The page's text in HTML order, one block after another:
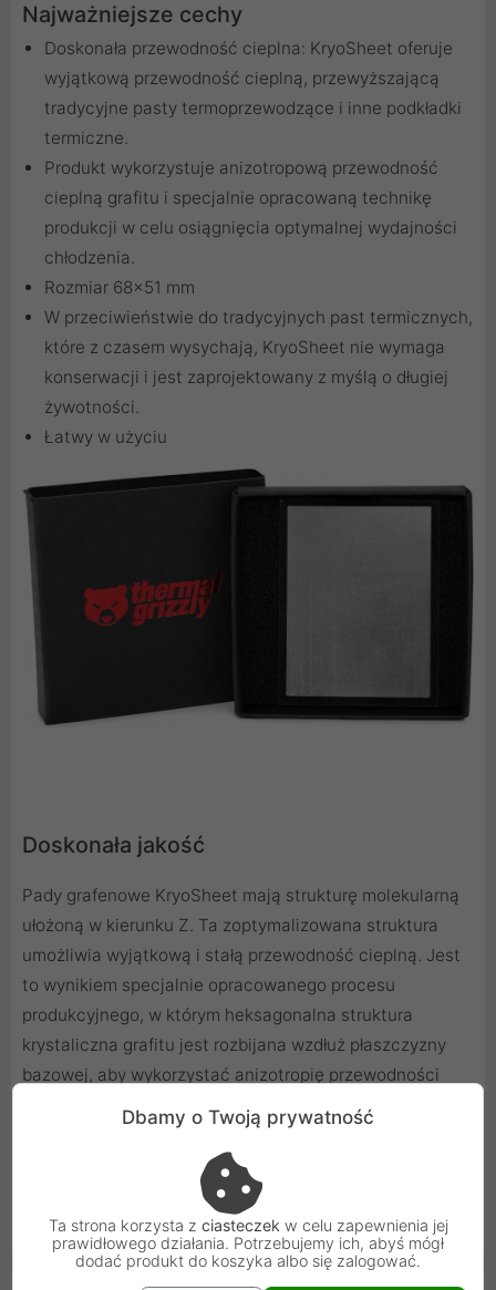
Najważniejsze cechy
Doskonała przewodność cieplna: KryoSheet oferuje
wyjątkową przewodność cieplną, przewyższającą
tradycyjne pasty termoprzewodzące i inne podkładki
termiczne.
Produkt wykorzystuje anizotropową przewodność
cieplną grafitu i specjalnie opracowaną technikę
produkcji w celu osiągnięcia optymalnej wydajności
chłodzenia.
Rozmiar 68x51 mm
W przeciwieństwie do tradycyjnych past termicznych,
które z czasem wysychają, KryoSheet nie wymaga
konserwacji i jest zaprojektowany z myślą o długiej
żywotności.
Łatwy w użyciu
Doskonała jakość
Pady grafenowe KryoSheet mają strukturę molekularną
ułożoną w kierunku Z. Ta zoptymalizowana struktura
umożliwia wyjątkową i stałą przewodność cieplną. Jest
to wynikiem specjalnie opracowanego procesu
produkcyjnego, w którym heksagonalna struktura
krystaliczna grafitu jest rozbijana wzdłuż płaszczyzny
bazowej, aby wykorzystać anizotropię przewodności
cieplnej grafitu. Jednak jako efekt uboczny tego
złożonego procesu produkcyjnego, przewodność
elektryczna jest również zwiększona, a stabilność
padów KryoSheet jest naruszona, więc pady powinny
być używane wyłącznie zgodnie z instrukcją!
Dbamy o Twoją prywatność
Ta strona korzysta z ciasteczek w celu zapewnienia jej
prawidłowego działania. Potrzebujemy ich, abyś mógł
dodać produkt do koszyka albo się zalogować.